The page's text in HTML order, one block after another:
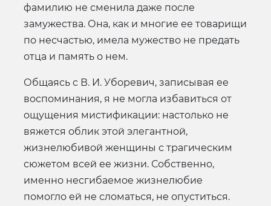
фамилию не сменила даже после
замужества. Она, как и многие ее товарищи
по несчастью, имела мужество не предать
отца и память о нем.
Общаясь с В. И. Уборевич, записывая ее
воспоминания, я не могла избавиться от
ощущения мистификации: настолько не
вяжется облик этой элегантной,
жизнелюбивой женщины с трагическим
сюжетом всей ее жизни. Собственно,
именно несгибаемое жизнелюбие
помогло ей не сломаться, не опуститься.